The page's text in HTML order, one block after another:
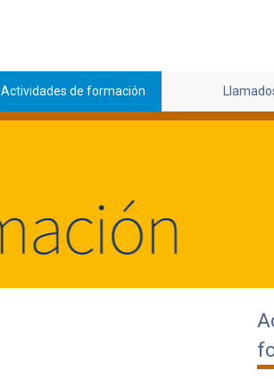
Actividades de formación